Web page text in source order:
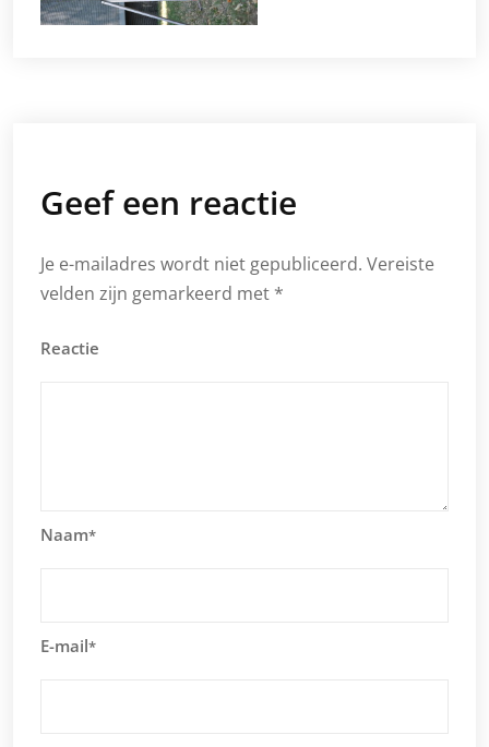
Geef een reactie
Je e-mailadres wordt niet gepubliceerd. Vereiste
velden zijn gemarkeerd met *
Reactie
Naam*
E-mail*